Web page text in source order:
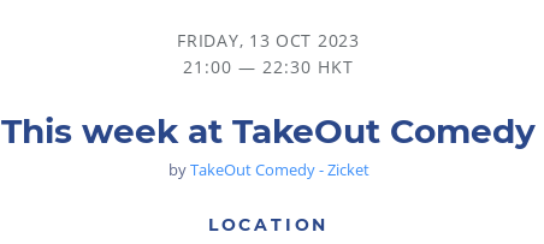
FRIDAY, 13 OCT 2023
21:00 — 22:30 HKT
This week at TakeOut Comedy
byTakeOut Comedy - Zicket
LOCATION